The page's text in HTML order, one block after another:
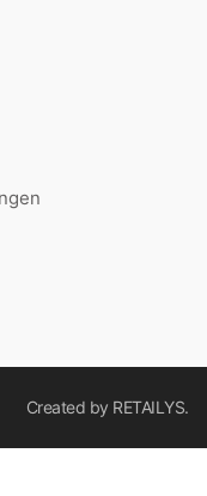
Created by RETAILYS.